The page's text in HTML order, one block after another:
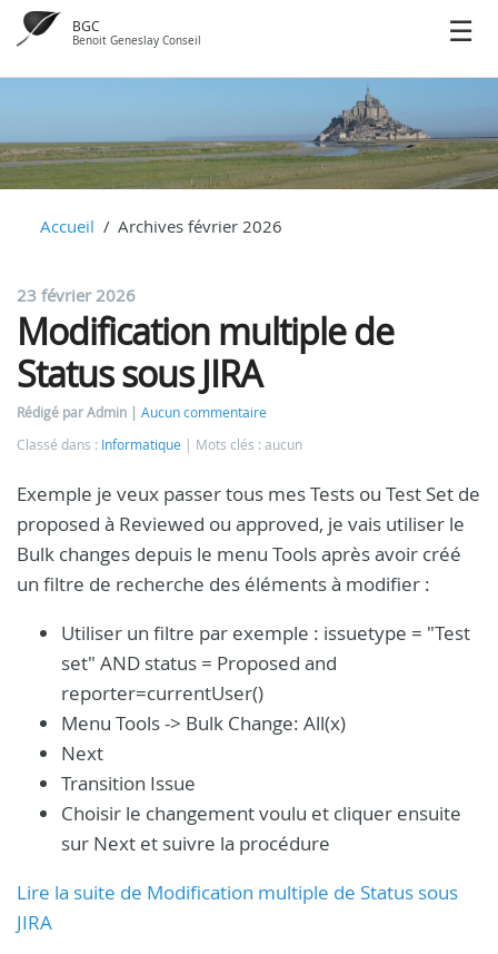
BGC
Benoit Geneslay Conseil
Accueil Archives février 2026
23 février 2026
Modification multiple de
Status sous JIRA
Rédigé par Admin
Aucun commentaire
Classé dans : Informatique Mots clés : aucun
Exemple je veux passer tous mes Tests ou Test Set de
proposed à Reviewed ou approved, je vais utiliser le
Bulk changes depuis le menu Tools après avoir créé
un filtre de recherche des éléments à modifier :
Utiliser un filtre par exemple : issuetype = "Test
set" AND status = Proposed and
reporter=currentUser()
Menu Tools -> Bulk Change: All(x)
Next
Transition Issue
Choisir le changement voulu et cliquer ensuite
sur Next et suivre la procédure
Lire la suite de Modification multiple de Status sous
JIRA